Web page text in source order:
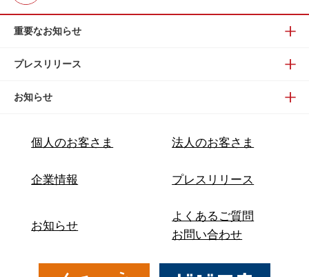
重要なお知らせ
プレスリリース
お知らせ
個人のお客さま 法人のお客さま
企業情報 プレスリリース
お知らせ
よくあるご質問
お問い合わせ